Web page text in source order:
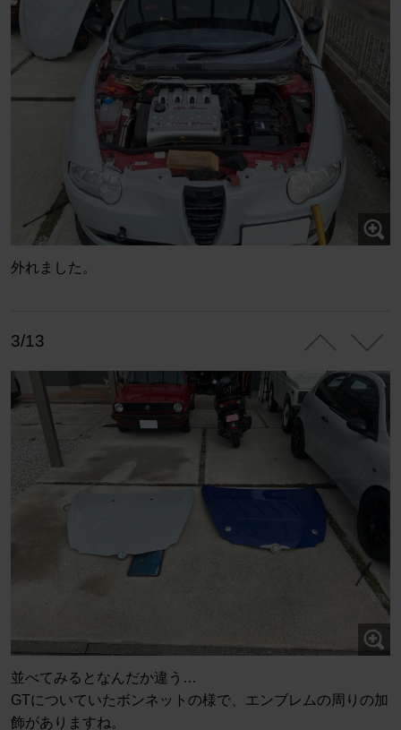
外れました。
3/13
並べてみるとなんだか違う…
GTについていたボンネットの様で、エンブレムの周りの加
飾がありますね。